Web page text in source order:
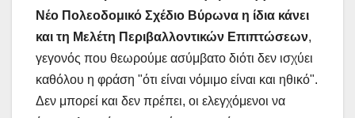
Νέο Πολεοδομικό Σχέδιο Βύρωνα η ίδια κάνει
και τη Μελέτη Περιβαλλοντικών Επιπτώσεων,
γεγονός που θεωρούμε ασύμβατο διότι δεν ισχύει
καθόλου η φράση "ότι είναι νόμιμο είναι και ηθικό".
Δεν μπορεί και δεν πρέπει, οι ελεγχόμενοι να